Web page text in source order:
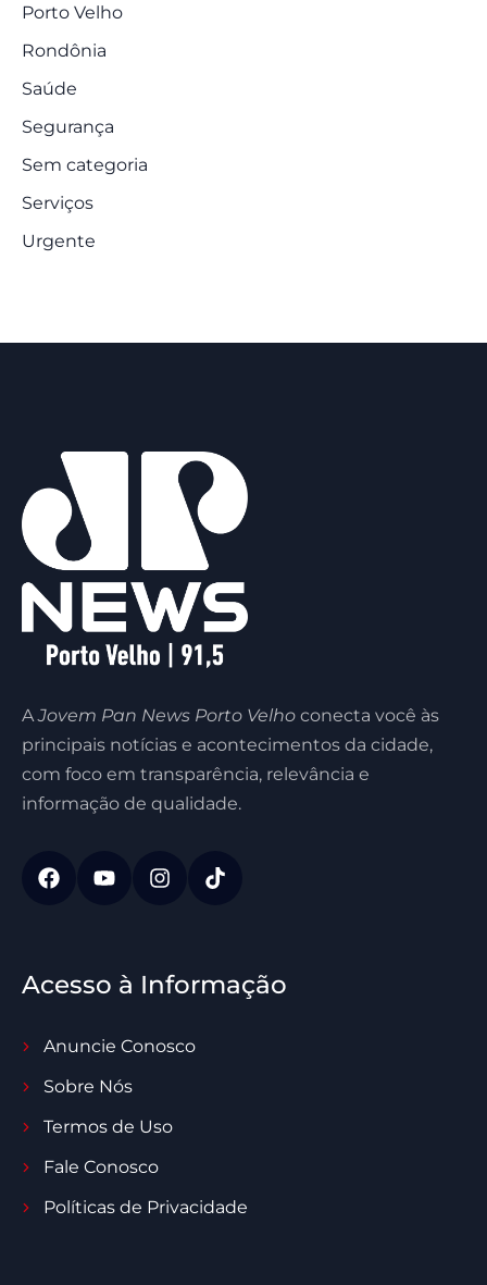
Porto Velho
Rondônia
Saúde
Segurança
Sem categoria
Serviços
Urgente
AJovem Pan News Porto Velho conecta você às
principais notícias e acontecimentos da cidade,
com foco em transparência, relevância e
informação de qualidade.
Acesso à Informação
Anuncie Conosco
Sobre Nós
Termos de Uso
Fale Conosco
Políticas de Privacidade